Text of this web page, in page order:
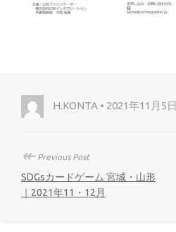
H.KONTA • 2021年11月5日
↞Previous Post
SDGsカードゲーム 宮城・山形
｜2021年11・12月